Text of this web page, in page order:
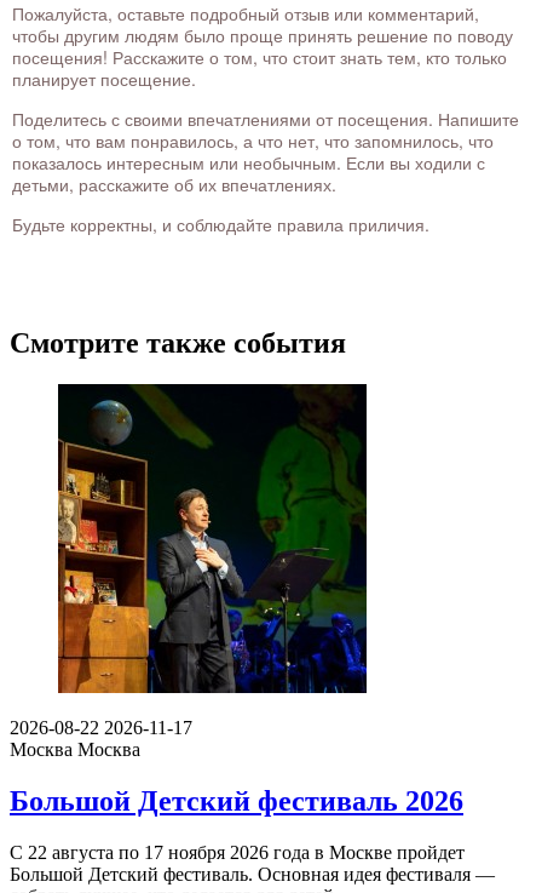
Пожалуйста, оставьте подробный отзыв или комментарий,
чтобы другим людям было проще принять решение по поводу
посещения! Расскажите о том, что стоит знать тем, кто только
планирует посещение.
Поделитесь с своими впечатлениями от посещения. Напишите
о том, что вам понравилось, а что нет, что запомнилось, что
показалось интересным или необычным. Если вы ходили с
детьми, расскажите об их впечатлениях.
Будьте корректны, и соблюдайте правила приличия.
Смотрите также события
2026-08-22 2026-11-17
Москва Москва
Большой Детский фестиваль 2026
С 22 августа по 17 ноября 2026 года в Москве пройдет
Большой Детский фестиваль. Основная идея фестиваля —